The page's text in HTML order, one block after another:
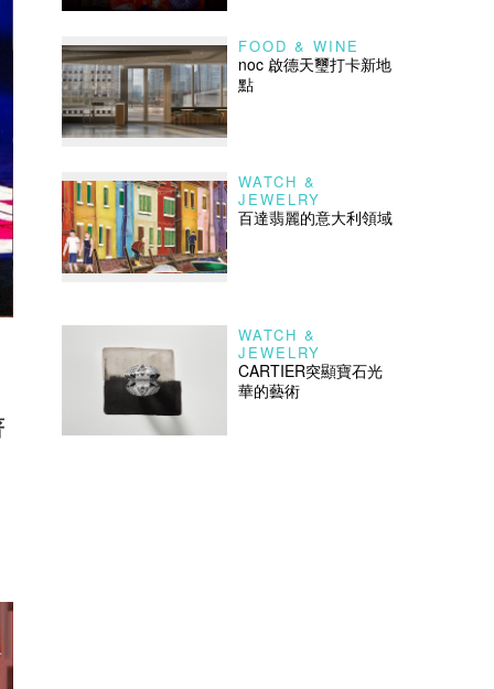
FOOD & WINE
noc 啟德天璽打卡新地
點
WATCH &
JEWELRY
百達翡麗的意大利領域
WATCH &
JEWELRY
CARTIER突顯寶石光
華的藝術